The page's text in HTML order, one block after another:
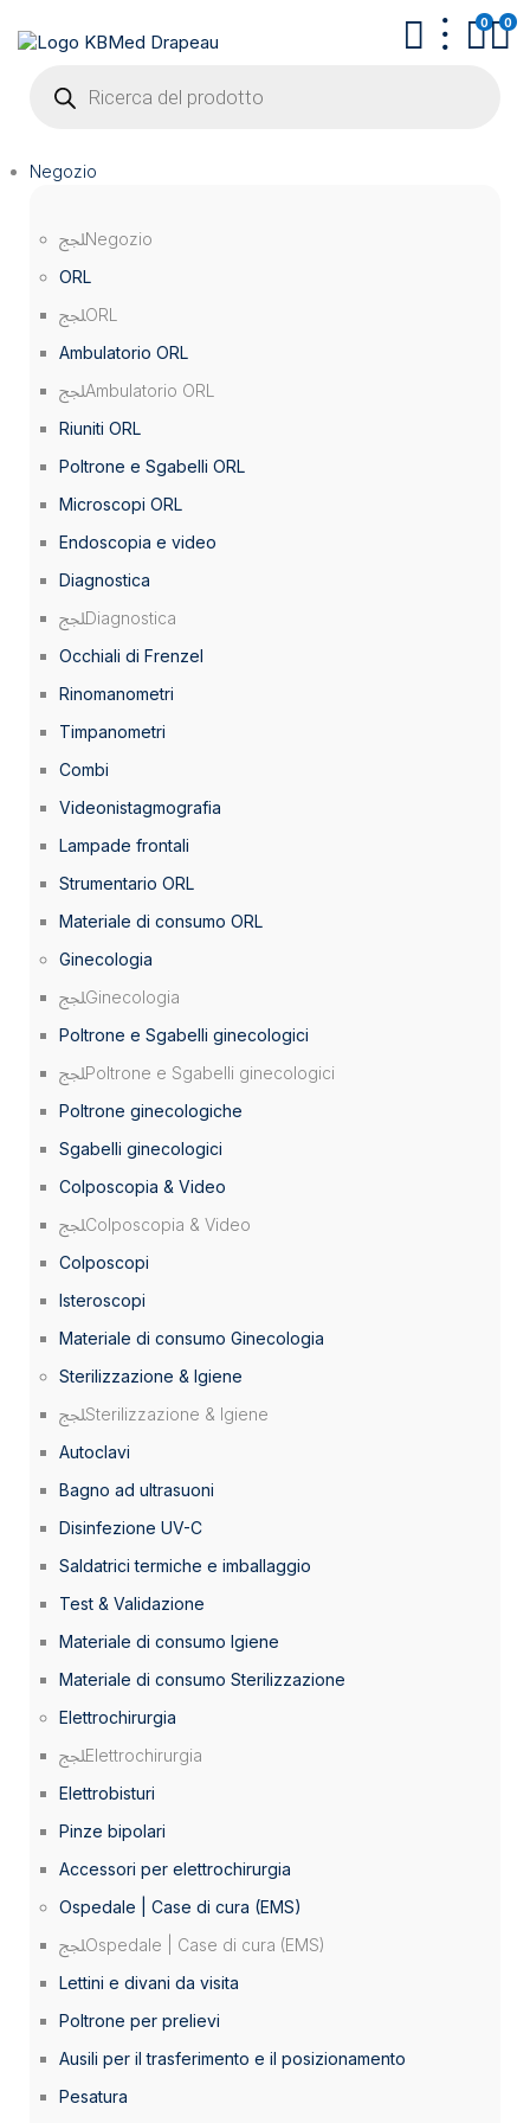
search
0 0
Negozio
Negozio
ORL
ORL
Ambulatorio ORL
Ambulatorio ORL
Riuniti ORL
Poltrone e Sgabelli ORL
Microscopi ORL
Endoscopia e video
Diagnostica
Diagnostica
Occhiali di Frenzel
Rinomanometri
Timpanometri
Combi
Videonistagmografia
Lampade frontali
Strumentario ORL
Materiale di consumo ORL
Ginecologia
Ginecologia
Poltrone e Sgabelli ginecologici
Poltrone e Sgabelli ginecologici
Poltrone ginecologiche
Sgabelli ginecologici
Colposcopia & Video
Colposcopia & Video
Colposcopi
Isteroscopi
Materiale di consumo Ginecologia
Sterilizzazione & Igiene
Sterilizzazione & Igiene
Autoclavi
Bagno ad ultrasuoni
Disinfezione UV-C
Saldatrici termiche e imballaggio
Test & Validazione
Materiale di consumo Igiene
Materiale di consumo Sterilizzazione
Elettrochirurgia
Elettrochirurgia
Elettrobisturi
Pinze bipolari
Accessori per elettrochirurgia
Ospedale | Case di cura (EMS)
Ospedale | Case di cura (EMS)
Lettini e divani da visita
Poltrone per prelievi
Ausili per il trasferimento e il posizionamento
Pesatura